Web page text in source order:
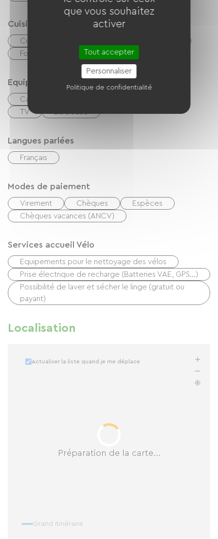
Cuisine
Cuisine
Four
Equipements
Cafetière
TV
Langues parlées
Français
Modes de paiement
Virement Chèques
Espèces
Chèques vacances (ANCV)
Services accueil Vélo
Equipements pour le nettoyage des vélos
Prise électrique de recharge (Batteries VAE, GPS…)
Possibilité de laver et sécher le linge (gratuit ou
payant)
Localisation
Préparation de la carte...
Actualiser la liste quand je me déplace
Grand itinéraire
que vous souhaitez
activer
Tout accepter
Personnaliser
Politique de confidentialité